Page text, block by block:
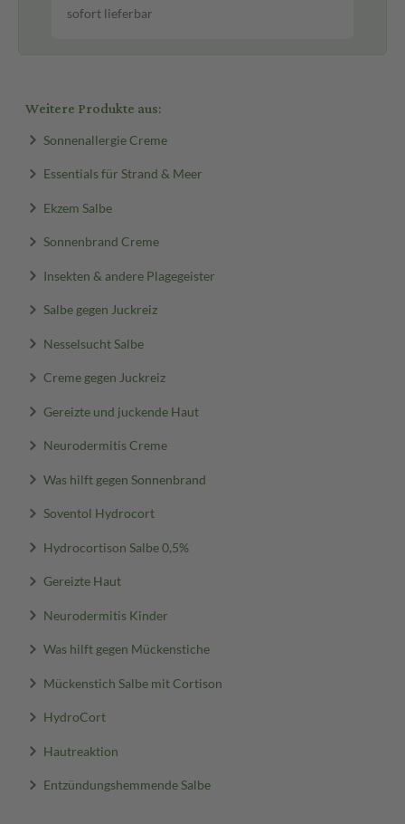
sofort lieferbar
Weitere Produkte aus:
Sonnenallergie Creme
Essentials für Strand & Meer
Ekzem Salbe
Sonnenbrand Creme
Insekten & andere Plagegeister
Salbe gegen Juckreiz
Nesselsucht Salbe
Creme gegen Juckreiz
Gereizte und juckende Haut
Neurodermitis Creme
Was hilft gegen Sonnenbrand
Soventol Hydrocort
Hydrocortison Salbe 0,5%
Gereizte Haut
Neurodermitis Kinder
Was hilft gegen Mückenstiche
Mückenstich Salbe mit Cortison
HydroCort
Hautreaktion
Entzündungshemmende Salbe